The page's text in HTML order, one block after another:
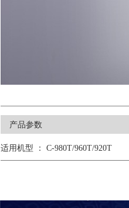
产品参数
适用机型 ： C-980T/960T/920T